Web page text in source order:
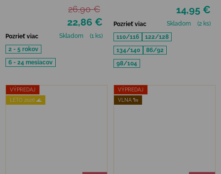
22,86 €
26,90 €
Pozrieť viac Skladom
(1 ks)
2 - 5 rokov
6 - 24 mesiacov
14,95 €
Pozrieť viac Skladom
(2 ks)
110/116
122/128
134/140
86/92
98/104
VÝPREDAJ
LETO 2026 🌊
VÝPREDAJ
VLNA 🐑